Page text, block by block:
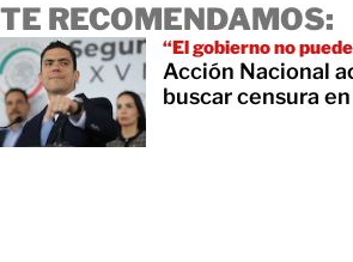
TE RECOMENDAMOS:
“El gobierno no
Acción Nacional
buscar censura